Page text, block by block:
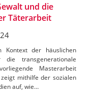
und die
Täterarbeit
Kontext der häuslichen
transgenerationale
Masterarbeit
mithilfe der sozialen
auf, wie…